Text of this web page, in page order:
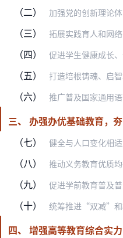
（二） 加强党的创新理论体系化学理化研究阐释和成果应用。深入阐释党的
（三） 拓展实践育人和网络育人空间和阵地。统筹推动价值引领、实践体验
（四） 促进学生健康成长、全面发展。深入实施素质教育，健全德智体美劳全
（五） 打造培根铸魂、启智增慧的高质量教材。落实教材建设国家事权，体
（六） 推广普及国家通用语言文字。实施国家通用语言文字普及攻坚和质量
三、 办强办优基础教育，
（七）
健全与人口变化相适应的基础教育资源统筹调配机制。深入实施基础
（八） 推动义务教育优质均衡发展和城乡一体化。加强义务教育学校标准化
（九） 促进学前教育普及普惠和高中阶段学校多样化发展。稳步增加公办幼
（十） 统筹推进“双减”和教育教学质量提升。巩固校外培训治理成果，严
四、 增强高等教育综合实